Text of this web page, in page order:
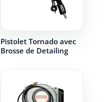
Pistolet Tornado avec
Brosse de Detailing